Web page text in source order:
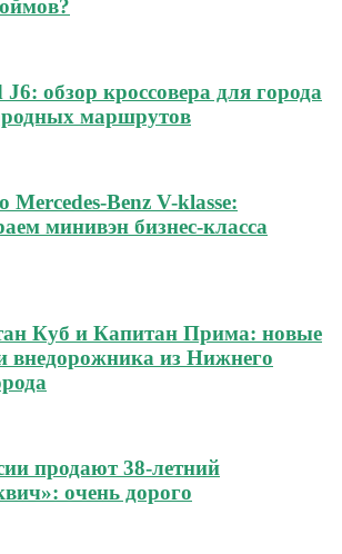
J6: обзор кроссовера для города
маршрутов
Mercedes-Benz V-klasse:
минивэн бизнес-класса
Куб и Капитан Прима: новые
внедорожника из Нижнего
продают 38-летний
очень дорого